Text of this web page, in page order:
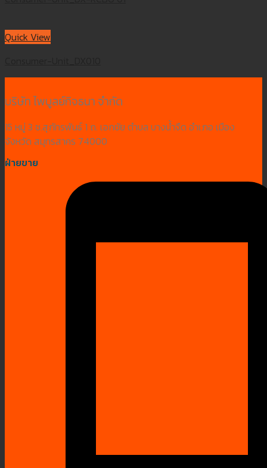
Quick View
บริษัท ไพบูลย์กิจธนา จำกัด
15 หมู่ 3 ซ.สุภัทรพันธ์ 1 ถ. เอกชัย ตำบล บางน้ำจืด อำเภอ เมือง
จังหวัด สมุทรสาคร 74000
ฝ่ายขาย